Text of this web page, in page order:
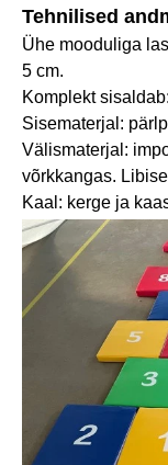
Tehnilised
Ühe mooduliga
5 cm.
Komplekt
Sisematerjal:
Välismaterjal:
võrkkangas.
Kaal: kerge ja